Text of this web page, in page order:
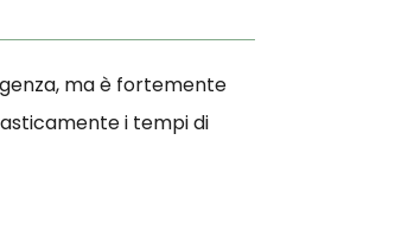
ma è fortemente
i tempi di